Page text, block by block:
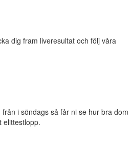
dig fram liveresultat och följ våra
i söndags så får ni se hur bra dom
elittestlopp.